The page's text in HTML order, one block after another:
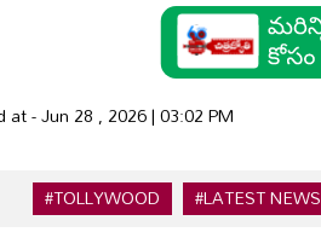
at - Jun 28 , 2026 | 03:02 PM
#TOLLYWOOD #LATEST NEWS